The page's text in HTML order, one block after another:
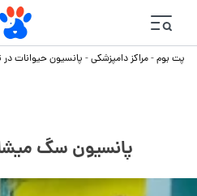
پت بوم-مراکز دامپزشکی- پانسیون حیوانات در
پانسیون سگ